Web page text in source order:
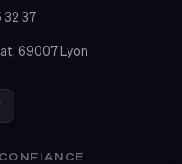
32 37
69007 Lyon